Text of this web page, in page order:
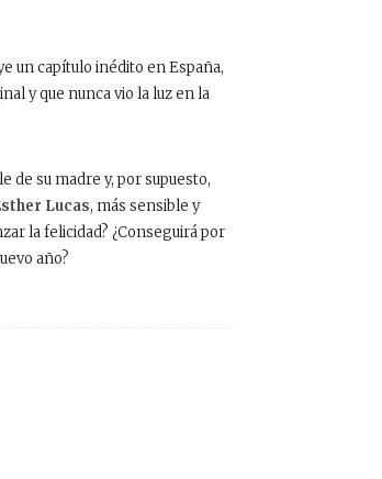
un capítulo inédito en España,
y que nunca vio la luz en la
de su madre y, por supuesto,
Lucas, más sensible y
la felicidad? ¿Conseguirá por
año?